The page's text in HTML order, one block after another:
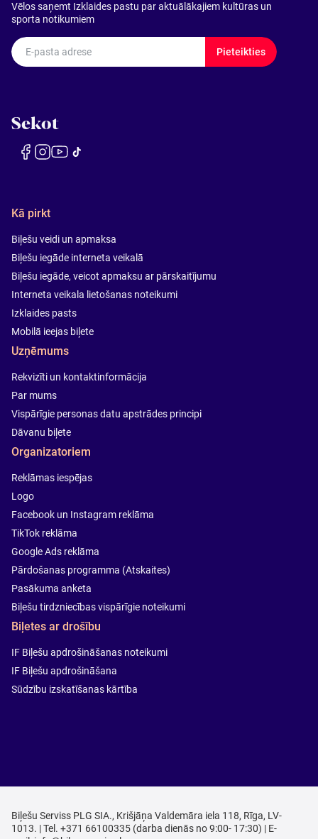
Vēlos saņemt Izklaides pastu par aktuālākajiem kultūras un
sporta notikumiem
E-pasta adrese Pieteikties
Sekot
Kā pirkt
Biļešu veidi un apmaksa
Biļešu iegāde interneta veikalā
Biļešu iegāde, veicot apmaksu ar pārskaitījumu
Interneta veikala lietošanas noteikumi
Izklaides pasts
Mobilā ieejas biļete
Uzņēmums
Rekvizīti un kontaktinformācija
Par mums
Vispārīgie personas datu apstrādes principi
Dāvanu biļete
Organizatoriem
Reklāmas iespējas
Logo
Facebook un Instagram reklāma
TikTok reklāma
Google Ads reklāma
Pārdošanas programma (Atskaites)
Pasākuma anketa
Biļešu tirdzniecības vispārīgie noteikumi
Biļetes ar drošību
IF Biļešu apdrošināšanas noteikumi
IF Biļešu apdrošināšana
Sūdzību izskatīšanas kārtība
Biļešu Serviss PLG SIA., Krišjāņa Valdemāra iela 118, Rīga, LV-
1013. | Tel. +371 66100335 (darba dienās no 9:00- 17:30) | E-